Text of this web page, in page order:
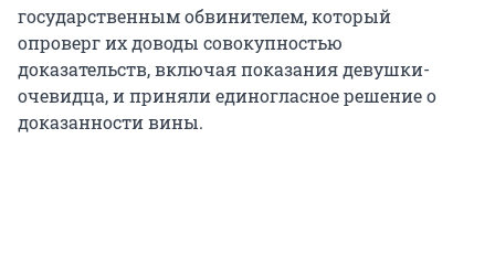
государственным обвинителем, который
опроверг их доводы совокупностью
доказательств, включая показания девушки-
очевидца, и приняли единогласное решение о
доказанности вины.